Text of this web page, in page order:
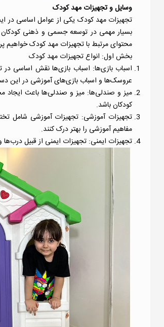
وسایل و تجهیزات مهد کودک
تجهیزات مهد کودک یکی از عوامل اساسی در
بسیار مهمی در توسعه جسمی و ذهنی کودکان
محتوای مرتبط با تجهیزات مهد کودک خواهیم
بخش اول: انواع تجهیزات مهد کودک
اسباب بازی‌ها: اسباب بازی‌ها نقش اساسی در
عروسک‌ها و اسباب بازی‌های آموزشی در این
میز و صندلی‌ها: میز و صندلی‌ها باعث ایجاد
کودکان باشد.
تجهیزات آموزشی: تجهیزات آموزشی شامل
مفاهیم آموزشی را بهتر درک کنند.
تجهیزات ایمنی: تجهیزات ایمنی از قبیل